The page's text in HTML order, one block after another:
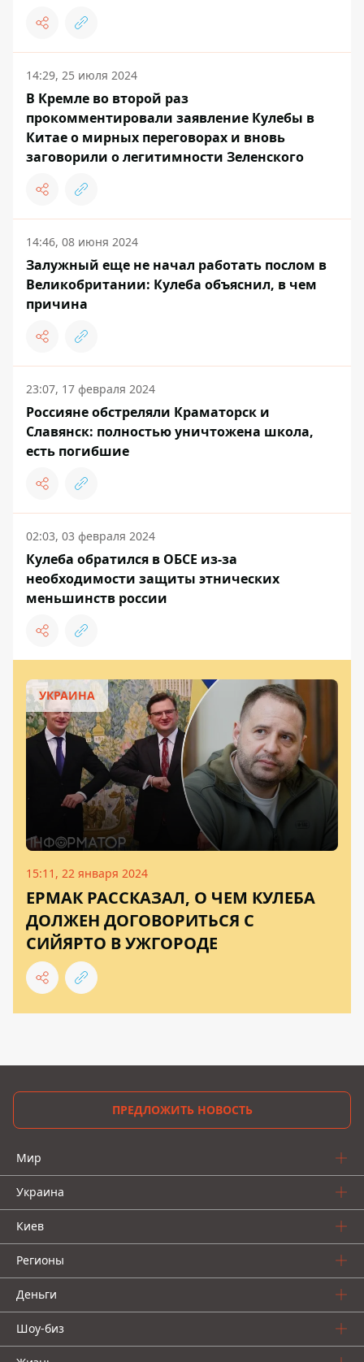
14:29, 25 июля 2024
В Кремле во второй раз
прокомментировали заявление Кулебы в
Китае о мирных переговорах и вновь
заговорили о легитимности Зеленского
14:46, 08 июня 2024
Залужный еще не начал работать послом в
Великобритании: Кулеба объяснил, в чем
причина
23:07, 17 февраля 2024
Россияне обстреляли Краматорск и
Славянск: полностью уничтожена школа,
есть погибшие
02:03, 03 февраля 2024
Кулеба обратился в ОБСЕ из-за
необходимости защиты этнических
меньшинств россии
УКРАИНА
15:11, 22 января 2024
ЕРМАК РАССКАЗАЛ, О ЧЕМ КУЛЕБА
ДОЛЖЕН ДОГОВОРИТЬСЯ С
СИЙЯРТО В УЖГОРОДЕ
ПРЕДЛОЖИТЬ НОВОСТЬ
Мир
Украина
Киев
Регионы
Деньги
Шоу-биз